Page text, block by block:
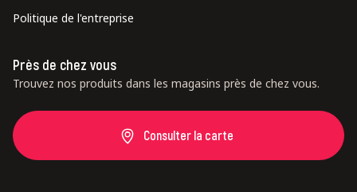
Politique de l'entreprise
Près de chez vous
Trouvez nos produits dans les magasins près de chez vous.
Consulter la carte